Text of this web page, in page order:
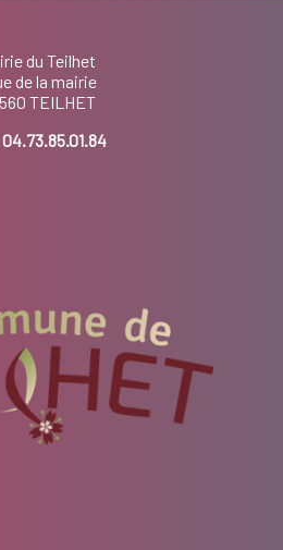
du Teilhet
de la mairie
TEILHET
04.73.85.01.84